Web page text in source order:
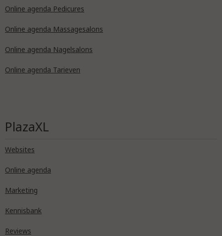
Online agenda Pedicures
Online agenda Massagesalons
Online agenda Nagelsalons
Online agenda Tarieven
PlazaXL
Websites
Online agenda
Marketing
Kennisbank
Reviews